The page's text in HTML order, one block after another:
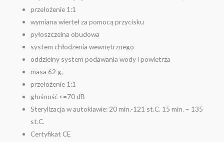
przełożenie 1:1
wymiana wierteł za pomocą przycisku
pyłoszczelna obudowa
system chłodzenia wewnętrznego
oddzielny system podawania wody i powietrza
masa 62 g,
przełożenie 1:1
głośność <=70 dB
Sterylizacja w autoklawie: 20 min.-121 st.C. 15 min. – 135
st.C.
Certyfikat CE